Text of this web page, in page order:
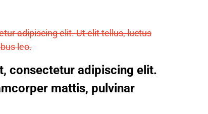
adipiscing elit. Ut elit tellus, luctus
leo.
consectetur adipiscing elit.
mattis, pulvinar